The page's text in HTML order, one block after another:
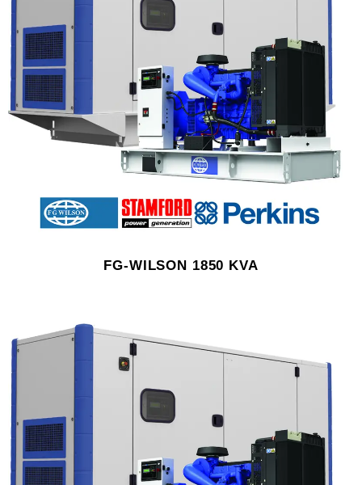
FG-WILSON 1850 KVA